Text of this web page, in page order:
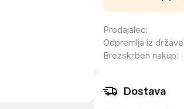
Prodajalec:
Odpremlja iz države
Brezskrben nakup:
Dostava